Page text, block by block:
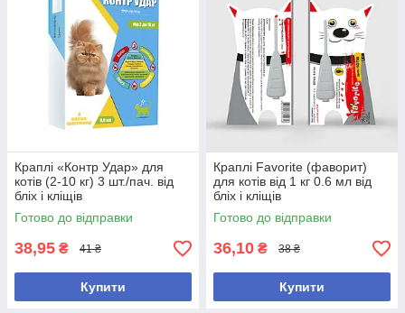
Краплі «Контр Удар» для
котів (2-10 кг) 3 шт./пач. від
бліх і кліщів
Готово до відправки
38,95 ₴ 41 ₴
Купити
Краплі Favorite (фаворит)
для котів від 1 кг 0.6 мл від
бліх і кліщів
Готово до відправки
36,10 ₴ 38 ₴
Купити